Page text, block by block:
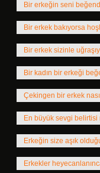
Bir erkeğin seni
Bir erkek bakıyorsa
Bir erkek sizinle
Bir kadın bir erkeği
Çekingen bir erkek
En büyük sevgi belirtisi
Erkeğin size aşık
Erkekler